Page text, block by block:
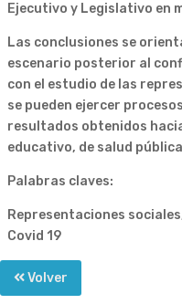
Ejecutivo y Legislativo en
Las conclusiones se
escenario posterior al
con el estudio de las
se pueden ejercer
resultados obtenidos
educativo, de salud
Palabras claves:
Representaciones
Covid 19
Volver